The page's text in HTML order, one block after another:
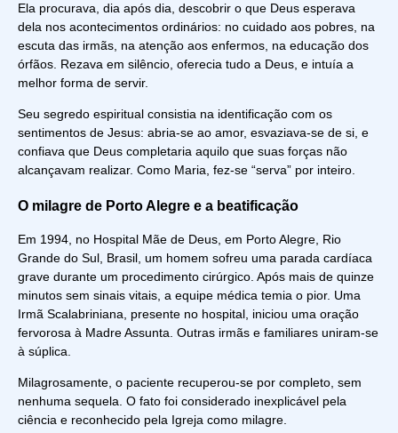
Ela procurava, dia após dia, descobrir o que Deus esperava
dela nos acontecimentos ordinários: no cuidado aos pobres, na
escuta das irmãs, na atenção aos enfermos, na educação dos
órfãos. Rezava em silêncio, oferecia tudo a Deus, e intuía a
melhor forma de servir.
Seu segredo espiritual consistia na identificação com os
sentimentos de Jesus: abria-se ao amor, esvaziava-se de si, e
confiava que Deus completaria aquilo que suas forças não
alcançavam realizar. Como Maria, fez-se “serva” por inteiro.
O milagre de Porto Alegre e a beatificação
Em 1994, no Hospital Mãe de Deus, em Porto Alegre, Rio
Grande do Sul, Brasil, um homem sofreu uma parada cardíaca
grave durante um procedimento cirúrgico. Após mais de quinze
minutos sem sinais vitais, a equipe médica temia o pior. Uma
Irmã Scalabriniana, presente no hospital, iniciou uma oração
fervorosa à Madre Assunta. Outras irmãs e familiares uniram-se
à súplica.
Milagrosamente, o paciente recuperou-se por completo, sem
nenhuma sequela. O fato foi considerado inexplicável pela
ciência e reconhecido pela Igreja como milagre.